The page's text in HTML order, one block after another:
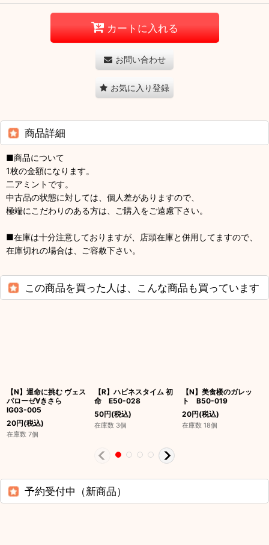
カートに入れる
お問い合わせ
お気に入り登録
商品詳細
■商品について
1枚の金額になります。
二アミントです。
中古品の状態に対しては、個人差がありますので、
極端にこだわりのある方は、ご購入をご遠慮下さい。
■在庫は十分注意しておりますが、店頭在庫と併用してますので、
在庫切れの場合は、ご容赦下さい。
この商品を買った人は、こんな商品も買っています
【N】運命に挑む ヴェス
パローゼ∀きさら
IG03-005
20円(税込)
在庫数 7個
【R】ハピネスタイム 初
命 E50-028
50円(税込)
在庫数 3個
【N】美食楼のガレッ
ト B50-019
20円(税込)
在庫数 18個
予約受付中（新商品）